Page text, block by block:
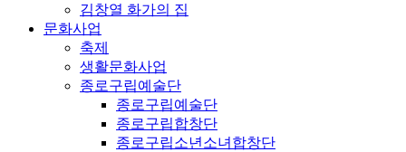
김창열 화가의 집
문화사업
축제
생활문화사업
종로구립예술단
종로구립예술단
종로구립합창단
종로구립소년소녀합창단